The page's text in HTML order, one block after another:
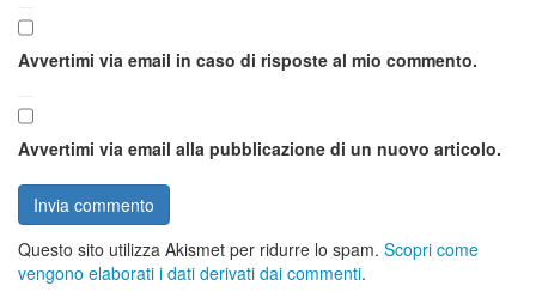
Avvertimi via email in caso di risposte al mio commento.
Avvertimi via email alla pubblicazione di un nuovo articolo.
Questo sito utilizza Akismet per ridurre lo spam. Scopri come
vengono elaborati i dati derivati dai commenti.